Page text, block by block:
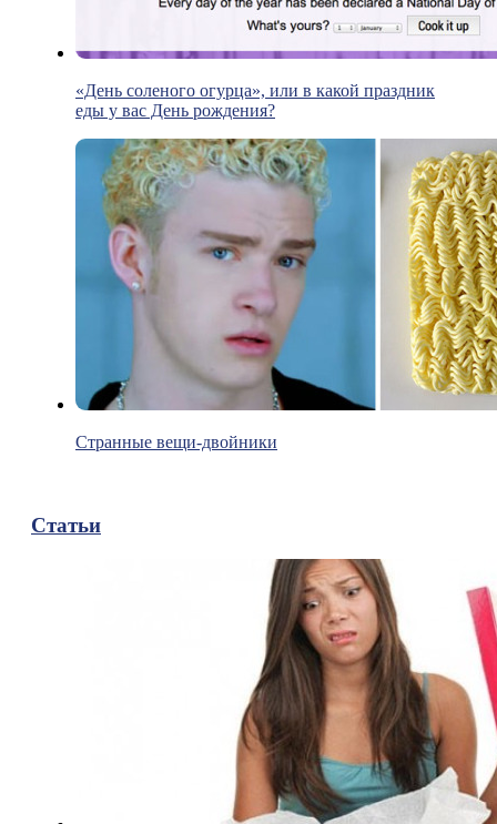
«День соленого огурца», или в какой праздник
еды у вас День рождения?
Странные вещи-двойники
Статьи